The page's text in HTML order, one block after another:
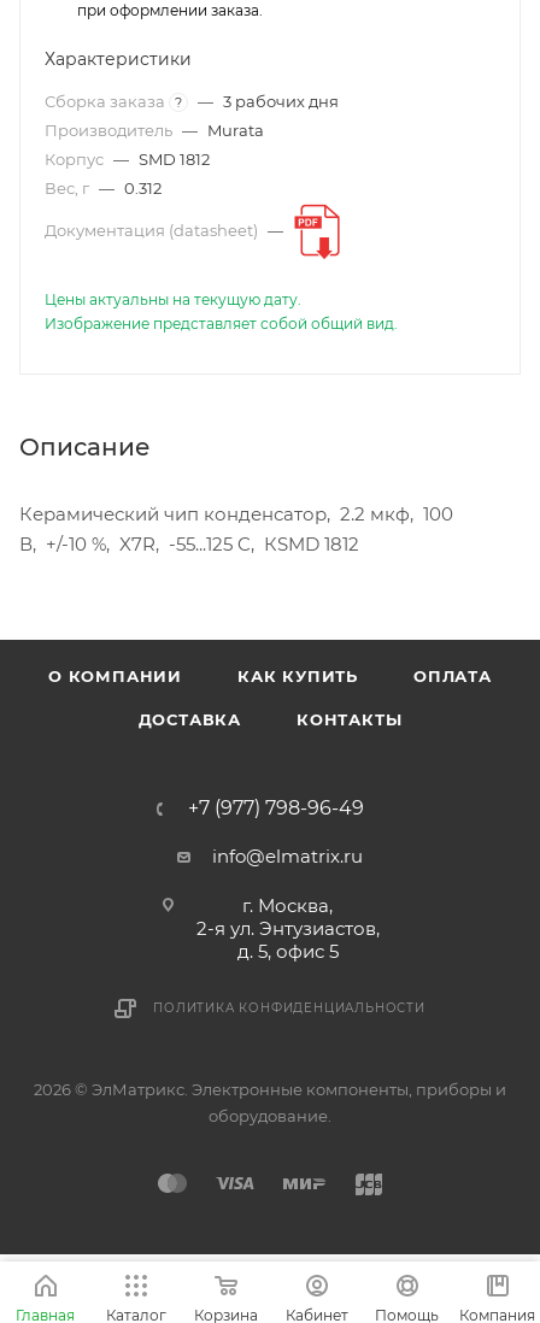
при оформлении заказа.
Характеристики
Сборка заказа ? — 3 рабочих дня
Производитель — Murata
Корпус — SMD 1812
Вес, г — 0.312
Документация (datasheet) —
Цены актуальны на текущую дату.
Изображение представляет собой общий вид.
Описание
Керамический чип конденсатор, 2.2 мкф, 100
В, +/-10 %, X7R, -55...125 C, КSMD 1812
О КОМПАНИИ КАК КУПИТЬ ОПЛАТА
ДОСТАВКА КОНТАКТЫ
+7 (977) 798-96-49
info@elmatrix.ru
г. Москва,
2-я ул. Энтузиастов,
д. 5, офис 5
ПОЛИТИКА КОНФИДЕНЦИАЛЬНОСТИ
2026 © ЭлМатрикс. Электронные компоненты, приборы и
оборудование.
Главная Каталог Корзина Кабинет Помощь Компания